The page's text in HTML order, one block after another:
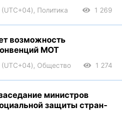
Политика 1 269
возможность
МОТ
Общество 1 274
министров
защиты стран-